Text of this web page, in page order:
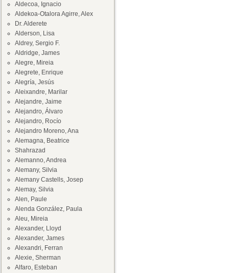
Aldecoa, Ignacio
Aldekoa-Otalora Agirre, Alex
Dr. Alderete
Alderson, Lisa
Aldrey, Sergio F.
Aldridge, James
Alegre, Mireia
Alegrete, Enrique
Alegría, Jesús
Aleixandre, Marilar
Alejandre, Jaime
Alejandro, Álvaro
Alejandro, Rocío
Alejandro Moreno, Ana
Alemagna, Beatrice
Shahrazad
Alemanno, Andrea
Alemany, Silvia
Alemany Castells, Josep
Alemay, Silvia
Alen, Paule
Alenda González, Paula
Aleu, Mireia
Alexander, Lloyd
Alexander, James
Alexandri, Ferran
Alexie, Sherman
Alfaro, Esteban